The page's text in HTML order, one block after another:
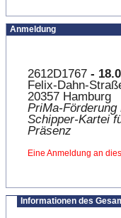
Anmeldung
2612D1767 -
Felix-Dahn-
20357 Hamburg
PriMa-
Schipper-Kartei
Präsenz
Eine Anmeldung an
Informationen des